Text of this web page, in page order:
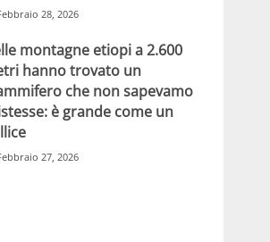
28, 2026
montagne etiopi a 2.600
hanno trovato un
che non sapevamo
è grande come un
27, 2026